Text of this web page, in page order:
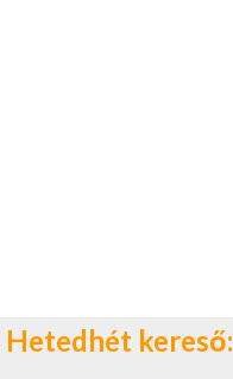
Hetedhét kereső: